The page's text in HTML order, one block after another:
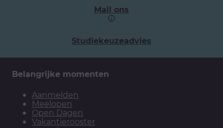
Mail ons
Studiekeuzeadvies
Belangrijke momenten
Aanmelden
Meelopen
Open Dagen
Vakantierooster